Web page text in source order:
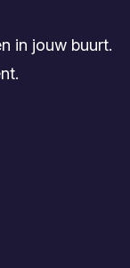
in jouw buurt.